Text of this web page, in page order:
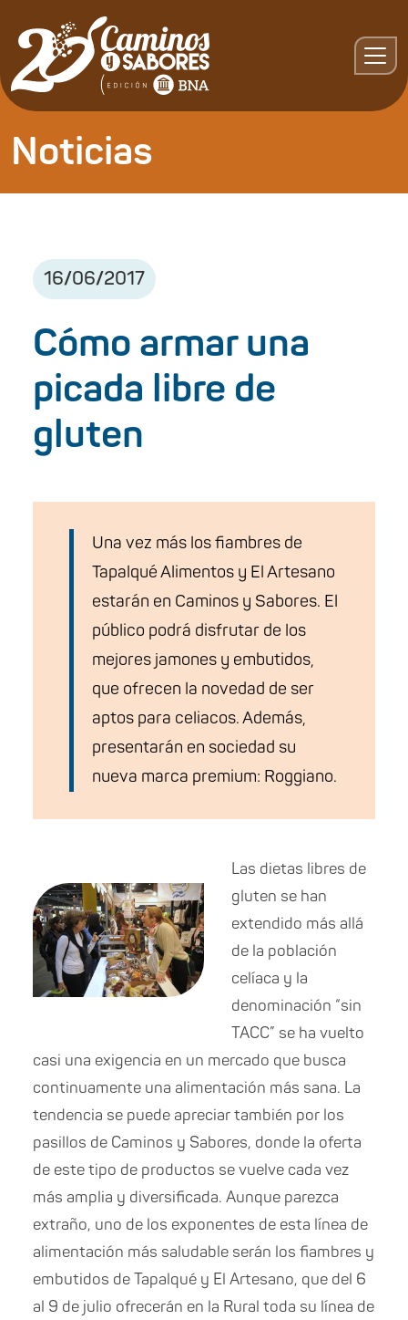
Noticias
16/06/2017
Cómo armar una
picada libre de
gluten
Una vez más los fiambres de
Tapalqué Alimentos y El Artesano
estarán en Caminos y Sabores. El
público podrá disfrutar de los
mejores jamones y embutidos,
que ofrecen la novedad de ser
aptos para celiacos. Además,
presentarán en sociedad su
nueva marca premium: Roggiano.
Las dietas libres de
gluten se han
extendido más allá
de la población
celíaca y la
denominación “sin
TACC” se ha vuelto
casi una exigencia en un mercado que busca
continuamente una alimentación más sana. La
tendencia se puede apreciar también por los
pasillos de Caminos y Sabores, donde la oferta
de este tipo de productos se vuelve cada vez
más amplia y diversificada. Aunque parezca
extraño, uno de los exponentes de esta línea de
alimentación más saludable serán los fiambres y
embutidos de Tapalqué y El Artesano, que del 6
al 9 de julio ofrecerán en la Rural toda su línea de